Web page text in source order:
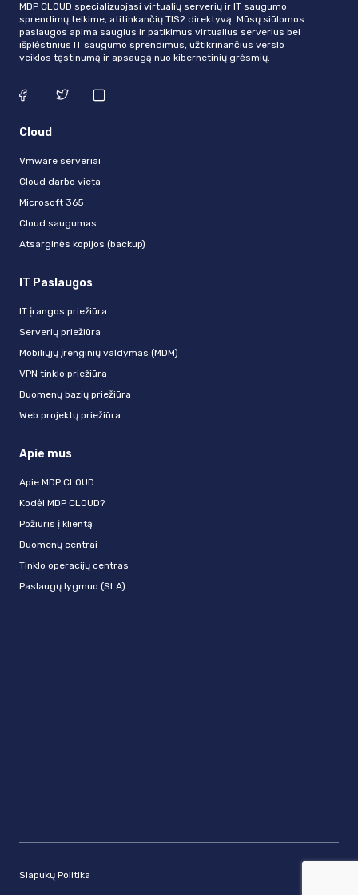
MDP CLOUD specializuojasi virtualių serverių ir IT saugumo
sprendimų teikime, atitinkančių TIS2 direktyvą. Mūsų siūlomos
paslaugos apima saugius ir patikimus virtualius serverius bei
išplėstinius IT saugumo sprendimus, užtikrinančius verslo
veiklos tęstinumą ir apsaugą nuo kibernetinių grėsmių.
Cloud
Vmware serveriai
Cloud darbo vieta
Microsoft 365
Cloud saugumas
Atsarginės kopijos (backup)
IT Paslaugos
IT įrangos priežiūra
Serverių priežiūra
Mobiliųjų įrenginių valdymas (MDM)
VPN tinklo priežiūra
Duomenų bazių priežiūra
Web projektų priežiūra
Apie mus
Apie MDP CLOUD
Kodėl MDP CLOUD?
Požiūris į klientą
Duomenų centrai
Tinklo operacijų centras
Paslaugų lygmuo (SLA)
Slapukų Politika